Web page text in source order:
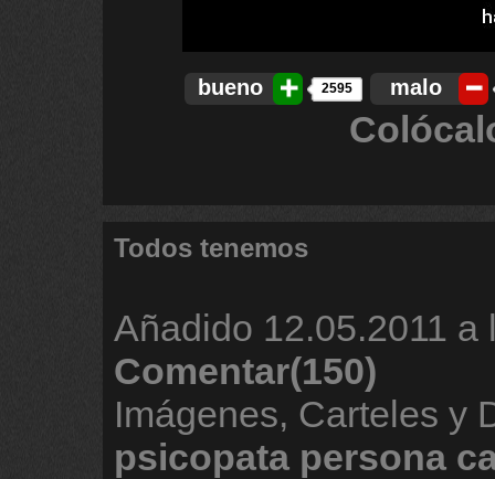
bueno 2595 malo
Todos tenemos
Añadido 12.05.2011 a
Comentar(150)
Imágenes, Carteles y
psicopata persona